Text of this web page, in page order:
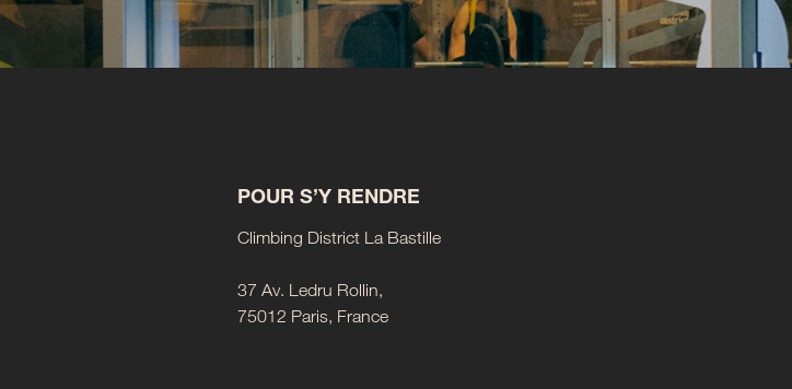
POUR S’Y RENDRE
Climbing District La Bastille
37 Av. Ledru Rollin,
75012 Paris, France